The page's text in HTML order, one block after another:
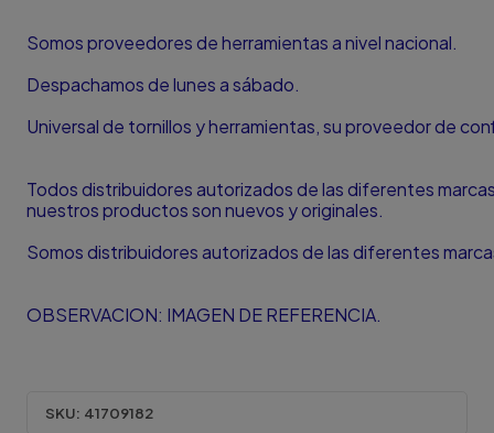
Somos proveedores de herramientas a nivel nacional.
Despachamos de lunes a sábado.
Universal de tornillos y herramientas, su proveedor de
Todos distribuidores autorizados de las diferentes
nuestros productos son nuevos y originales.
Somos distribuidores autorizados de las diferentes
OBSERVACION: IMAGEN DE REFERENCIA.
SKU: 41709182